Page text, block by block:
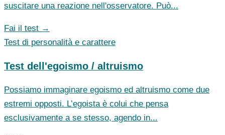
suscitare una reazione nell'osservatore. Può...
Fai il test →
Test di personalità e carattere
Test dell'egoismo / altruismo
Possiamo immaginare egoismo ed altruismo come due
estremi opposti. L’egoista è colui che pensa
esclusivamente a se stesso, agendo in...